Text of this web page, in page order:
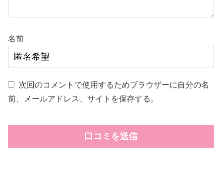
名前
次回のコメントで使用するためブラウザーに自分の名
前、メールアドレス、サイトを保存する。